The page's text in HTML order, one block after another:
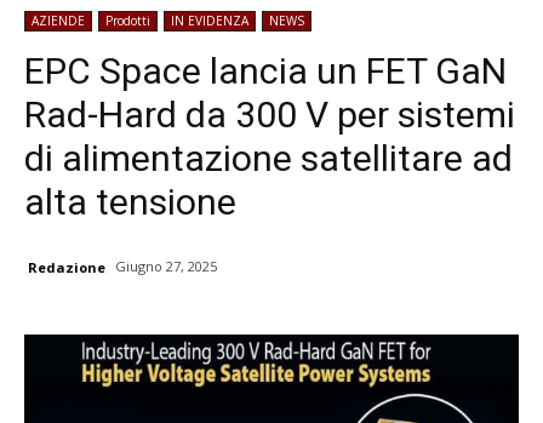
AZIENDE Prodotti IN EVIDENZA NEWS
EPC Space lancia un FET GaN
Rad-Hard da 300 V per sistemi
di alimentazione satellitare ad
alta tensione
Redazione Giugno 27, 2025